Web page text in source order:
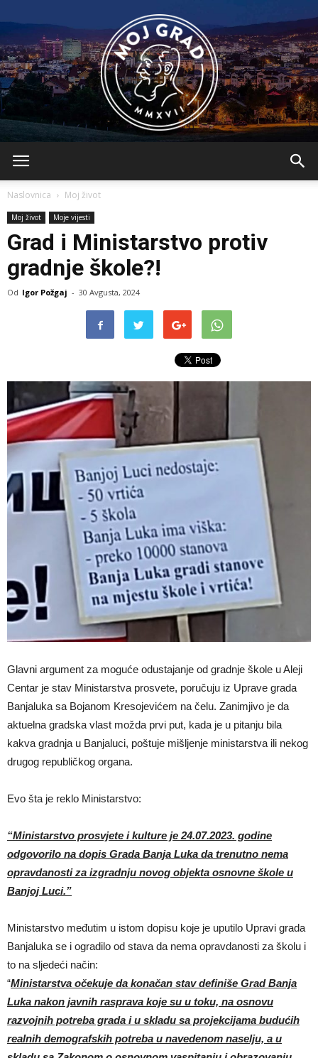
Naslovnica Moj život
Moj život Moje vijesti
Grad i Ministarstvo protiv
gradnje škole?!
Od Igor Požgaj - 30 Avgusta, 2024
Glavni argument za moguće odustajanje od gradnje škole u Aleji
Centar je stav Ministarstva prosvete, poručuju iz Uprave grada
Banjaluka sa Bojanom Kresojevićem na čelu. Zanimjivo je da
aktuelna gradska vlast možda prvi put, kada je u pitanju bila
kakva gradnja u Banjaluci, poštuje mišljenje ministarstva ili nekog
drugog republičkog organa.
Evo šta je reklo Ministarstvo:
“Ministarstvo prosvjete i kulture je 24.07.2023. godine
odgovorilo na dopis Grada Banja Luka da trenutno nema
opravdanosti za izgradnju novog objekta osnovne škole u
Banjoj Luci.”
Ministarstvo međutim u istom dopisu koje je uputilo Upravi grada
Banjaluka se i ogradilo od stava da nema opravdanosti za školu i
to na sljedeći način:
“Ministarstva očekuje da konačan stav definiše Grad Banja
Luka nakon javnih rasprava koje su u toku, na osnovu
razvojnih potreba grada i u skladu sa projekcijama budućih
realnih demografskih potreba u navedenom naselju, a u